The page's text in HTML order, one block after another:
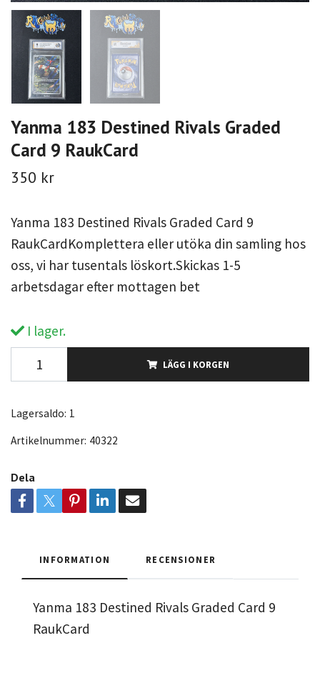
Yanma 183 Destined Rivals Graded
Card 9 RaukCard
350 kr
Yanma 183 Destined Rivals Graded Card 9
RaukCardKomplettera eller utöka din samling hos
oss, vi har tusentals löskort.Skickas 1-5
arbetsdagar efter mottagen bet
I lager.
LÄGG I KORGEN
Lagersaldo: 1
Artikelnummer: 40322
Dela
INFORMATION RECENSIONER
Yanma 183 Destined Rivals Graded Card 9
RaukCard